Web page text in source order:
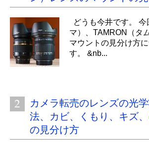
どうも今井です。
マ）、TAMRON（タ
マウントの見分け方
す。 &nb...
カメラ転売のレンズの光
法、カビ、くもり、キズ
の見分け方